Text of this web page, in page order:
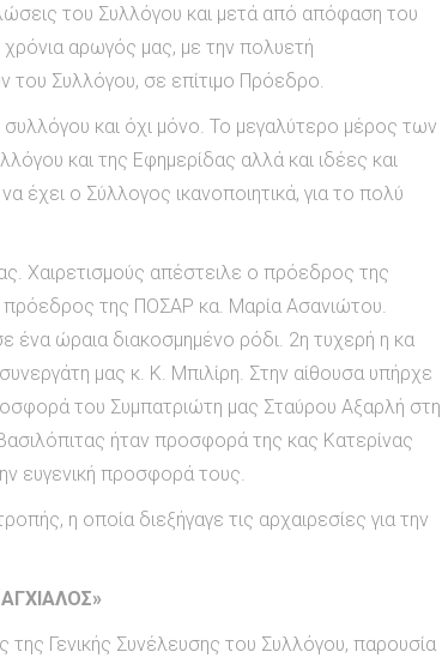
του Συλλόγου και μετά από απόφαση του
αρωγός μας, με την πολυετή
του Συλλόγου, σε επίτιμο Πρόεδρο.
και όχι μόνο. Το μεγαλύτερο μέρος των
και της Εφημερίδας αλλά και ιδέες και
ο Σύλλογος ικανοποιητικά, για το πολύ
Χαιρετισμούς απέστειλε ο πρόεδρος της
πρόεδρος της ΠΟΣΑΡ κα. Μαρία Ασανιώτου.
ένα ώραια διακοσμημένο ρόδι. 2η τυχερή η κα
μας κ. Κ. Μπιλίρη. Στην αίθουσα υπήρχε
του Συμπατριώτη μας Σταύρου Αξαρλή στη
ήταν προσφορά της κας Κατερίνας
ευγενική προσφορά τους.
η οποία διεξήγαγε τις αρχαιρεσίες για την
Γενικής Συνέλευσης του Συλλόγου, παρουσία